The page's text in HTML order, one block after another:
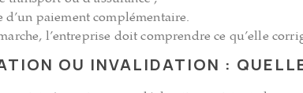
d’un paiement complémentaire.
l’entreprise doit comprendre ce qu’elle
OU INVALIDATION :